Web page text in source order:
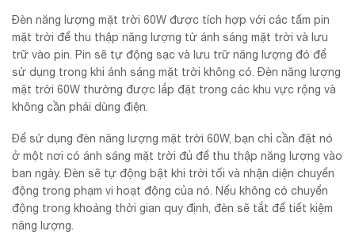
Đèn năng lượng mặt trời 60W được tích hợp với các tấm pin
mặt trời để thu thập năng lượng từ ánh sáng mặt trời và lưu
trữ vào pin. Pin sẽ tự động sạc và lưu trữ năng lượng đó để
sử dụng trong khi ánh sáng mặt trời không có. Đèn năng lượng
mặt trời 60W thường được lắp đặt trong các khu vực rộng và
không cần phải dùng điện.
Để sử dụng đèn năng lượng mặt trời 60W, bạn chỉ cần đặt nó
ở một nơi có ánh sáng mặt trời đủ để thu thập năng lượng vào
ban ngày. Đèn sẽ tự động bật khi trời tối và nhận diện chuyển
động trong phạm vi hoạt động của nó. Nếu không có chuyển
động trong khoảng thời gian quy định, đèn sẽ tắt để tiết kiệm
năng lượng.